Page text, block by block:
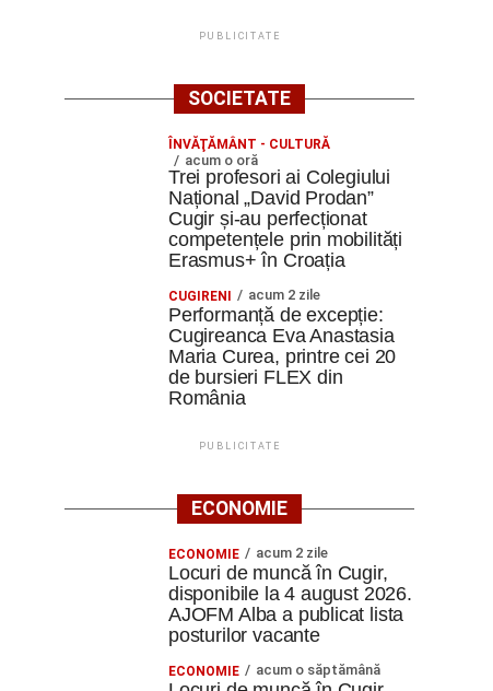
PUBLICITATE
SOCIETATE
ÎNVĂŢĂMÂNT - CULTURĂ
acum o oră
Trei profesori ai Colegiului
Național „David Prodan”
Cugir și-au perfecționat
competențele prin mobilități
Erasmus+ în Croația
CUGIRENI acum 2 zile
Performanță de excepție:
Cugireanca Eva Anastasia
Maria Curea, printre cei 20
de bursieri FLEX din
România
PUBLICITATE
ECONOMIE
ECONOMIE acum 2 zile
Locuri de muncă în Cugir,
disponibile la 4 august 2026.
AJOFM Alba a publicat lista
posturilor vacante
ECONOMIE acum o săptămână